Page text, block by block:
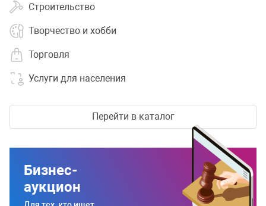
Строительство
Творчество и хобби
Торговля
Услуги для населения
Перейти в каталог
Бизнес-
аукцион